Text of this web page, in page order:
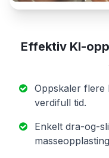
Effektiv KI-
Oppskaler flere
verdifull tid.
Enkelt dra-og-